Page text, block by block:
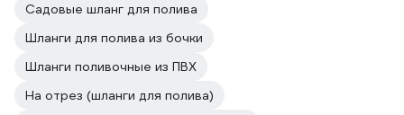
Садовые шланг для полива
Шланги для полива из бочки
Шланги поливочные из ПВХ
На отрез (шланги для полива)